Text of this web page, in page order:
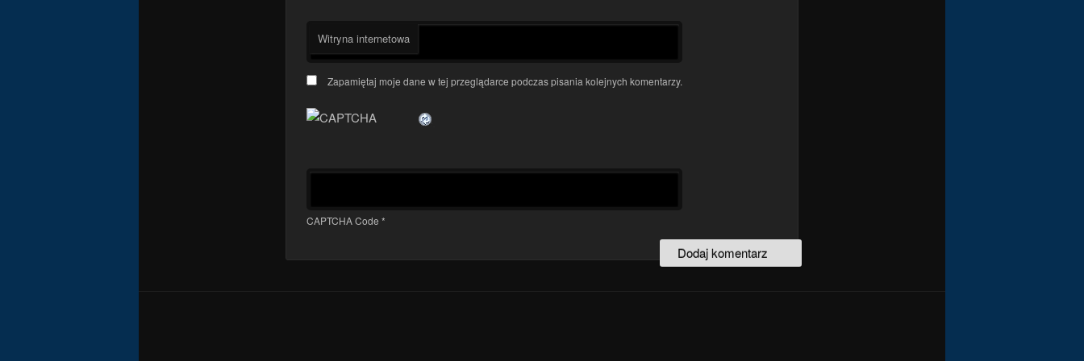
Witryna internetowa
Zapamiętaj moje dane w tej przeglądarce podczas pisania kolejnych komentarzy.
CAPTCHA Code *